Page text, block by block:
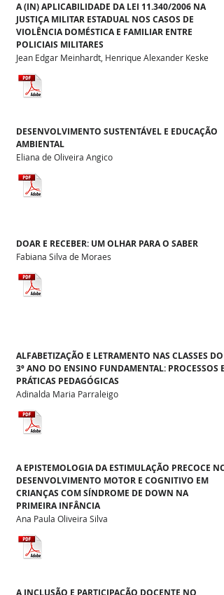
Jean Edgar Meinhardt, Henrique Alexander Keske
A (IN) APLICABILIDADE DA LEI 11.340/2006 NA
JUSTIÇA MILITAR ESTADUAL NOS CASOS DE
VIOLÊNCIA DOMÉSTICA E FAMILIAR ENTRE
POLICIAIS MILITARES
Eliana de Oliveira Angico
DESENVOLVIMENTO SUSTENTÁVEL E EDUCAÇÃO
AMBIENTAL
Fabiana Silva de Moraes
DOAR E RECEBER: UM OLHAR PARA O SABER
Adinalda Maria Parraleigo
ALFABETIZAÇÃO E LETRAMENTO NAS CLASSES DO
3º ANO DO ENSINO FUNDAMENTAL: PROCESSOS E
PRÁTICAS PEDAGÓGICAS
Ana Paula Oliveira Silva
A EPISTEMOLOGIA DA ESTIMULAÇÃO PRECOCE NO
DESENVOLVIMENTO MOTOR E COGNITIVO EM
CRIANÇAS COM SÍNDROME DE DOWN NA
PRIMEIRA INFÂNCIA
A INCLUSÃO E PARTICIPAÇÃO DOCENTE NO